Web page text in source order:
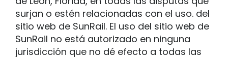
surjan o estén relacionadas con el uso. del
sitio web de SunRail. El uso del sitio web de
SunRail no está autorizado en ninguna
jurisdicción que no dé efecto a todas las